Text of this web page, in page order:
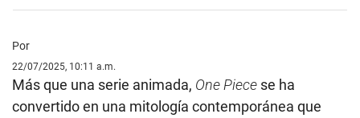
Por
22/07/2025, 10:11 a.m.
Más que una serie animada, One Piece se ha
convertido en una mitología contemporánea que